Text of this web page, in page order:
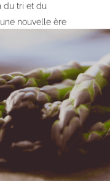
du tri et du
nouvelle ère